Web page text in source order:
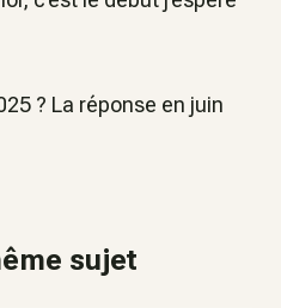
? La réponse en juin
sujet